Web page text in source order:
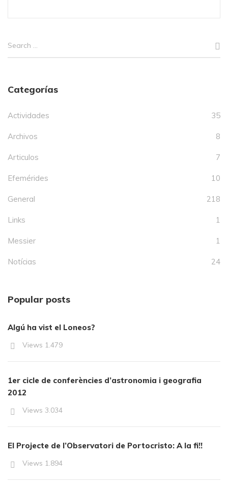
Categorías
Actividades 35
Archivos 8
Articulos 7
Efemérides 10
General 218
Links 1
Messier 1
Notícias 24
Popular posts
Algú ha vist el Loneos?
Views 1.479
1er cicle de conferències d’astronomia i geografia
2012
Views 3.034
El Projecte de l’Observatori de Portocristo: A la fi!!
Views 1.894